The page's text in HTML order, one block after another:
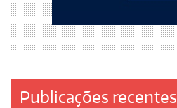
Publicações recentes